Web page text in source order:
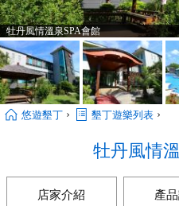
牡丹風情溫泉SPA會館
悠遊墾丁 › 墾丁遊樂列表 ›
牡丹風情
店家介紹 產